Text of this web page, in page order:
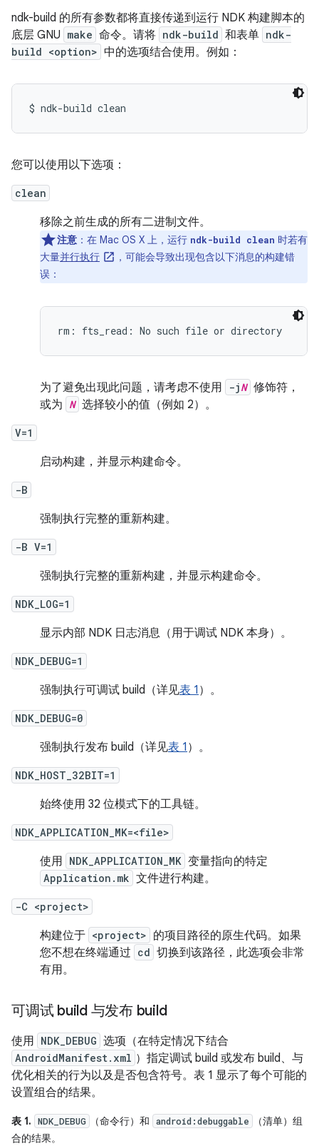
ndk-build 的所有参数都将直接传递到运行 NDK 构建脚本的
底层 GNU make 命令。请将 ndk-build 和表单 ndk-
build <option> 中的选项结合使用。例如：
您可以使用以下选项：
clean
移除之前生成的所有二进制文件。
注意 ：在 Mac OS X 上，运行 ndk-build clean 时若有
大量并行执行
，可能会导致出现包含以下消息的构建错
误：
为了避免出现此问题，请考虑不使用 -jN 修饰符，
或为 N 选择较小的值（例如 2）。
V=1
启动构建，并显示构建命令。
-B
强制执行完整的重新构建。
-B V=1
强制执行完整的重新构建，并显示构建命令。
NDK_LOG=1
显示内部 NDK 日志消息（用于调试 NDK 本身）。
NDK_DEBUG=1
强制执行可调试 build（详见表 1 ）。
NDK_DEBUG=0
强制执行发布 build（详见表 1 ）。
NDK_HOST_32BIT=1
始终使用 32 位模式下的工具链。
NDK_APPLICATION_MK=<file>
使用 NDK_APPLICATION_MK 变量指向的特定
Application.mk 文件进行构建。
-C <project>
构建位于 <project> 的项目路径的原生代码。如果
您不想在终端通过 cd 切换到该路径，此选项会非常
有用。
可调试 build 与发布 build
使用 NDK_DEBUG 选项（在特定情况下结合
AndroidManifest.xml ）指定调试 build 或发布 build、与
优化相关的行为以及是否包含符号。表 1 显示了每个可能的
设置组合的结果。
表 1. NDK_DEBUG （命令行）和 android:debuggable
（清单）组
合的结果。